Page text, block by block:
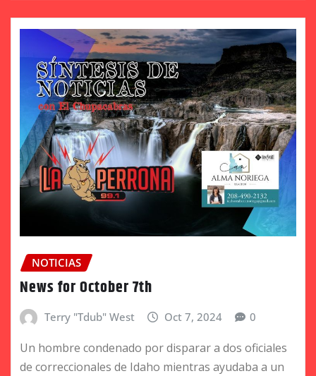
NOTICIAS
News for October 7th
Terry "Tdub" West Oct 7, 2024 0
Un hombre condenado por disparar a dos oficiales
de correccionales de Idaho mientras ayudaba a un